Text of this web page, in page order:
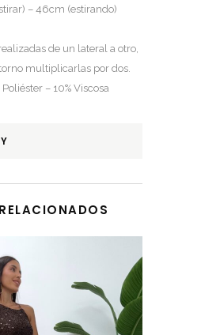
– 46cm (estirando)
de un lateral a otro,
multiplicarlas por dos.
Poliéster – 10% Viscosa